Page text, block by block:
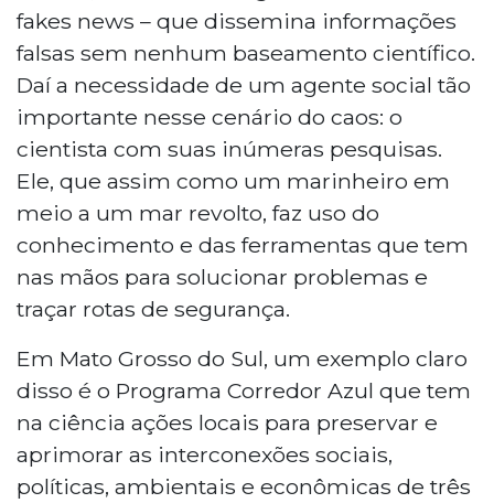
fakes news – que dissemina informações
falsas sem nenhum baseamento científico.
Daí a necessidade de um agente social tão
importante nesse cenário do caos: o
cientista com suas inúmeras pesquisas.
Ele, que assim como um marinheiro em
meio a um mar revolto, faz uso do
conhecimento e das ferramentas que tem
nas mãos para solucionar problemas e
traçar rotas de segurança.
Em Mato Grosso do Sul, um exemplo claro
disso é o Programa Corredor Azul que tem
na ciência ações locais para preservar e
aprimorar as interconexões sociais,
políticas, ambientais e econômicas de três